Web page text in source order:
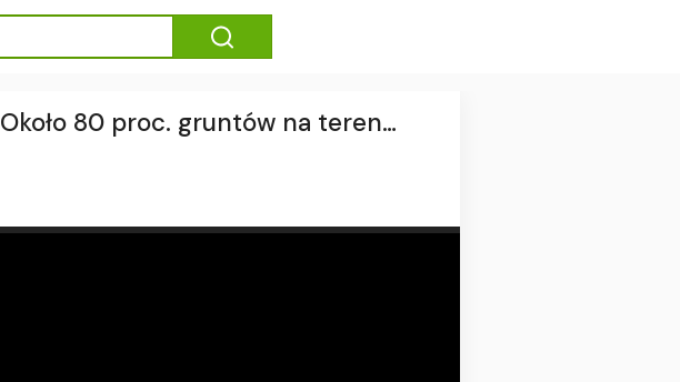
80 proc. gruntów na teren…